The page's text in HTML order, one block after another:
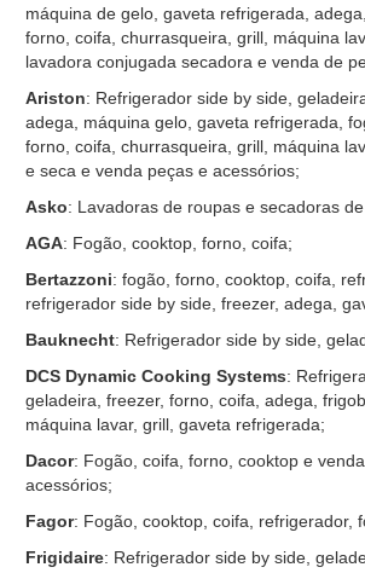
máquina de gelo, gaveta refrigerada,
forno, coifa, churrasqueira, grill, máquina
lavadora conjugada secadora e venda de
Ariston: Refrigerador side by side,
adega, máquina gelo, gaveta refrigerada,
forno, coifa, churrasqueira, grill, máquina
e seca e venda peças e acessórios;
Asko: Lavadoras de roupas e secadoras
AGA: Fogão, cooktop, forno, coifa;
Bertazzoni: fogão, forno, cooktop, coifa,
refrigerador side by side, freezer, adega,
Bauknecht: Refrigerador side by side,
DCS Dynamic Cooking Systems:
geladeira, freezer, forno, coifa, adega,
máquina lavar, grill, gaveta refrigerada;
Dacor: Fogão, coifa, forno, cooktop e
acessórios;
Fagor: Fogão, cooktop, coifa, refrigerador,
Frigidaire: Refrigerador side by side,